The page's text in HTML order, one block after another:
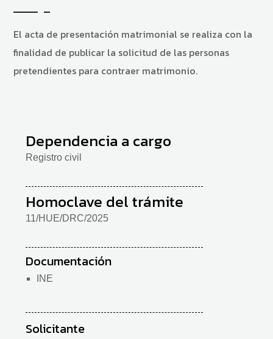
El acta de presentación matrimonial se realiza con la
finalidad de publicar la solicitud de las personas
pretendientes para contraer matrimonio.
Dependencia a cargo
Registro civil
Homoclave del trámite
11/HUE/DRC/2025
Documentación
INE
Solicitante